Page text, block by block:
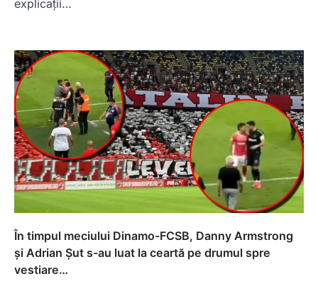
explicații…
În timpul meciului Dinamo-FCSB, Danny Armstrong
și Adrian Șut s-au luat la ceartă pe drumul spre
vestiare…